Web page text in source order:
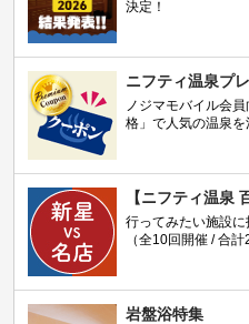
決定！
ニフティ温泉プ
ノジマモバイル会
格」で人気の温泉を
【ニフティ温泉
行ってみたい施設に
（全10回開催 / 合計
岩盤浴特集